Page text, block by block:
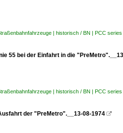
| historisch / BN | PCC
55 bei der Einfahrt in die
| historisch / BN | PCC
der "PreMetro".__13-08-1974 